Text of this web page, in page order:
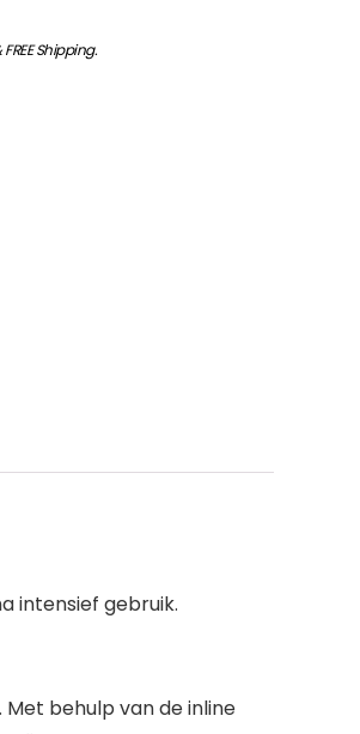
FREE Shipping.
intensief gebruik.
behulp van de inline